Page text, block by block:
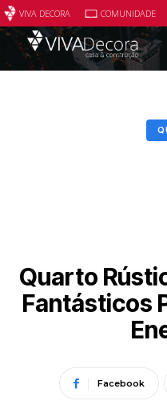
VIVA DECORA COMUNIDADE
Quarto
Fantásticos
Facebook